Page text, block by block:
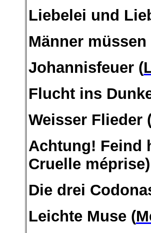
Liebelei und
Männer
Johannisfeuer (
Flucht ins
Weisser Flieder
Achtung! Feind
Cruelle méprise
Die drei
Leichte Muse (